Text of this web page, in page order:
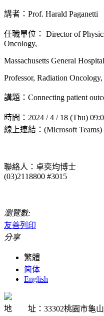
講者：Prof. Harald Paganetti
任職單位： Director of
Oncology,
Massachusetts General Hospital
Professor, Radiation
講題：Connecting patient
時間：2024 / 4 / 18 (Thu)
線上連結：(Microsoft Teams)
聯絡人：卓奕均博士
(03)2118800 #3015
瀏覽數:
友善列印
分享
繁體
简体
English
地 址：33302桃園市龜山